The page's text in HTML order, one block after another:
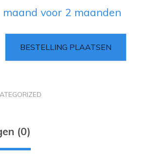
maand voor 2 maanden
BESTELLING PLAATSEN
(0)